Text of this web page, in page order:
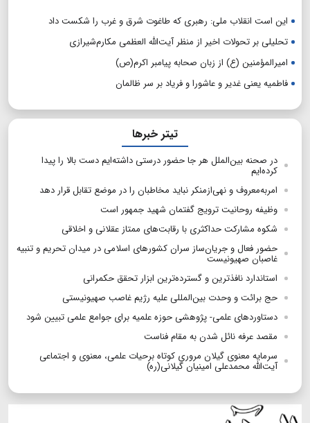
این است انقلاب ملی: رهبری که طاغوت شرق و غرب را شکست داد
تحلیلی بر تحولات اخیر از منظر آیت‌الله العظمی مکارم‌شیرازی
امیرالمؤمنین (ع) از زبان صحابه پیامبر اکرم(ص)
فاطمیه یعنی غدیر و عاشورا و فریاد بر سر ظالمان
تیتر خبرها
در صحنه بین‌الملل هر جا حضور درستی داشته‌ایم دست بالا را پیدا
کرده‌ایم
امربه‌معروف و نهی‌ازمنکر نباید مخاطبان را در موضع تقابل قرار دهد
وظیفه روحانیت ترویج گفتمان شهید جمهور است
شکوه مشارکت حداکثری با رقابت‌های ممتاز عقلانی و اخلاقی
حضور فعال و جریان‌ساز سران کشورهای اسلامی در میدان تحریم و تنبیه
غاصبان صهیونیست
استاندارد نافذترین و گسترده‌ترین ابزار تحقق حکمرانی
حج برائت و وحدت بین‌المللی علیه رژیم غاصب صهیونیستی
دستاوردهای علمی- پژوهشی حوزه علمیه برای جوامع علمی تبیین شود
مقصد عرفه نائل شدن به مقام فناست
سرمایه معنوی گیلان مروری کوتاه برحیات علمی، معنوی و اجتماعی
آیت‌الله محمدعلی امینیان گیلانی(ره)